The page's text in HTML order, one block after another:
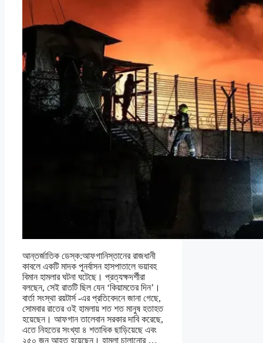
আন্তর্জাতিক ডেস্ক:আফগানিস্তানের রাজধানী
কাবলে একটি মাদক পুনর্বাসন হাসপাতালে ভয়াবহ
বিমান হামলার ঘটনা ঘটেছে। প্রত্যক্ষদর্শীরা
বলছেন, সেই রাতটি ছিল যেন ‘কিয়ামতের দিন’।
বার্তা সংস্থা রয়টার্স -এর প্রতিবেদনে জানা গেছে,
সোমবার রাতের ওই হামলায় শত শত মানুষ হতাহত
হয়েছেন। আফগান তালেবান সরকার দাবি করেছে,
এতে নিহতের সংখ্যা ৪ শতাধিক ছাড়িয়েছে এবং
২৫০ জন আহত হয়েছেন। হামলা চালানোর …